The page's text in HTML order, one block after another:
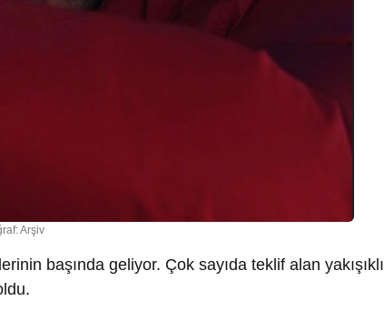
Arşiv
başında geliyor. Çok sayıda teklif alan yakışıklı